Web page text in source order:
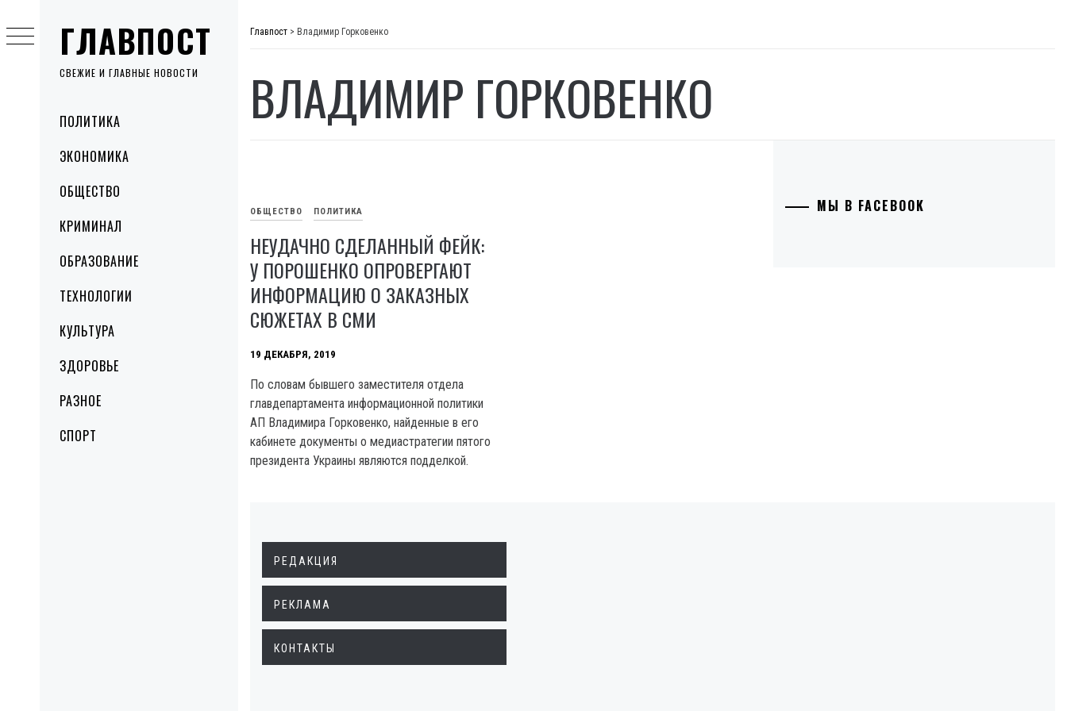
ГЛАВПОСТ
СВЕЖИЕ И ГЛАВНЫЕ НОВОСТИ
MenuПОЛИТИКА
ЭКОНОМИКА
ОБЩЕСТВО
КРИМИНАЛ
ОБРАЗОВАНИЕ
ТЕХНОЛОГИИ
КУЛЬТУРА
ЗДОРОВЬЕ
РАЗНОЕ
СПОРТ
to
content
Главпост > Владимир Горковенко
ВЛАДИМИР ГОРКОВЕНКО
ОБЩЕСТВО ПОЛИТИКА
НЕУДАЧНО СДЕЛАННЫЙ ФЕЙК:
У ПОРОШЕНКО ОПРОВЕРГАЮТ
ИНФОРМАЦИЮ О ЗАКАЗНЫХ
СЮЖЕТАХ В СМИ
19 ДЕКАБРЯ, 2019
По словам бывшего заместителя отдела
главдепартамента информационной политики
АП Владимира Горковенко, найденные в его
кабинете документы о медиастратегии пятого
президента Украины являются подделкой.
МЫ В FACEBOOK
РЕДАКЦИЯ
РЕКЛАМА
КОНТАКТЫ